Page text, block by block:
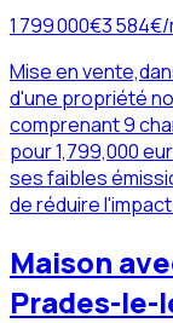
1 799 000€3 584€/
Mise en
d'une propriété
comprenant 9
pour 1,799,000
ses faibles
de réduire
Maison
Prades-le-